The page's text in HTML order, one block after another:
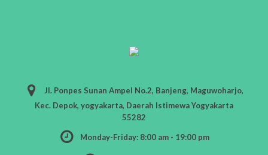
Jl. Ponpes Sunan Ampel No.2, Banjeng, Maguwoharjo,
Kec. Depok, yogyakarta, Daerah Istimewa Yogyakarta
55282
Monday-Friday: 8:00 am - 19:00 pm